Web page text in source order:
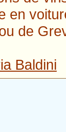
en
de
Baldini